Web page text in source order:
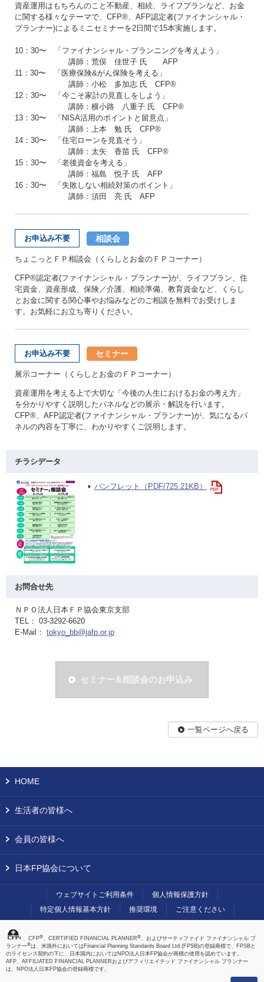
資産運用はもちろんのこと不動産、相続、ライフプランなど、お金
に関する様々なテーマで、CFP®、AFP認定者(ファイナンシャル・
プランナー)によるミニセミナーを2日間で15本実施します。
10：30〜 「ファイナンシャル・プランニングを考えよう」
講師：荒俣 佳世子 氏 AFP
11：30〜 「医療保険&がん保険を考える」
講師：小松 多加志 氏 CFP®
12：30〜 「今こそ家計の見直しをしよう」
講師：横小路 八重子 氏 CFP®
13：30〜 「NISA活用のポイントと留意点」
講師：上本 勉 氏 CFP®
14：30〜 「住宅ローンを見直そう」
講師：太矢 香苗 氏 CFP®
15：30〜 「老後資金を考える」
講師：福島 悦子 氏 AFP
16：30〜 「失敗しない相続対策のポイント」
講師：須田 亮 氏 AFP
お申込み不要 相談会
ちょこっとＦＰ相談会（くらしとお金のＦＰコーナー）
CFP®認定者(ファイナンシャル・プランナー)が、ライフプラン、住
宅資金、資産形成、保険／介護、相続準備、教育資金など、くらし
とお金に関する関心事やお悩みなどのご相談を無料でお受けしま
す。お気軽にお立ち寄りください。
お申込み不要 セミナー
展示コーナー（くらしとお金のＦＰコーナー）
資産運用を考える上で大切な「今後の人生におけるお金の考え方」
を分かりやすく説明したパネルなどの展示・解説を行います。
CFP®、AFP認定者(ファイナンシャル・プランナー)が、気になるパ
ネルの内容を丁寧に、わかりやすくご説明します。
チラシデータ
パンフレット（PDF/725.21KB）
お問合せ先
ＮＰＯ法人日本ＦＰ協会東京支部
TEL： 03-3292-6620
E-Mail： tokyo_bb@jafp.or.jp
セミナー&相談会のお申込み
一覧ページへ戻る
HOME
生活者の皆様へ
会員の皆様へ
日本FP協会について
ウェブサイトご利用条件
個人情報保護方針
特定個人情報基本方針
推奨環境 ご注意ください
、CFP®、CERTIFIED FINANCIAL PLANNER®、およびサーティファイド ファイナンシャル プ
ランナー®は、米国外においてはFinancial Planning Standards Board Ltd.(FPSB)の登録商標で、FPSBと
のライセンス契約の下に、日本国内においてはNPO法人日本FP協会が商標の使用を認めています。
AFP、AFFILIATED FINANCIAL PLANNERおよびアフィリエイテッド ファイナンシャル プランナー
は、NPO法人日本FP協会の登録商標です。